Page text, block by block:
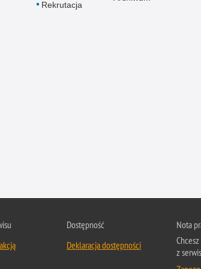
Rekrutacja
Dostępność
Deklaracja dostępności
Nota
z